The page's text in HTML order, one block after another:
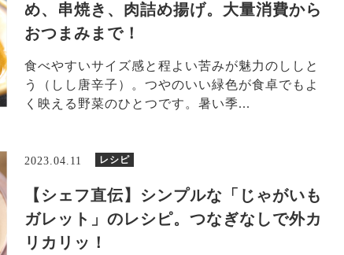
め、串焼き、肉詰め揚げ。大量消費から
おつまみまで！
食べやすいサイズ感と程よい苦みが魅力のししと
う（しし唐辛子）。つやのいい緑色が食卓でもよ
く映える野菜のひとつです。暑い季...
2023.04.11 レシピ
【シェフ直伝】シンプルな「じゃがいも
ガレット」のレシピ。つなぎなしで外カ
リカリッ！